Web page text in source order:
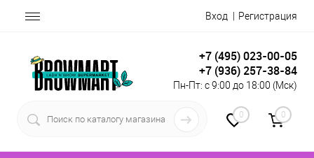
Вход Регистрация
+7 (495) 023-00-05
+7 (936) 257-38-84
Пн-Пт: с 9:00 до 18:00 (Мск)
0 0